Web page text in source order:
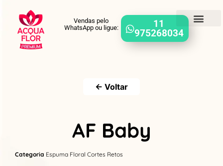
Vendas pelo
WhatsApp ou ligue:
11
975268034
← Voltar
AF Baby
Categoria Espuma Floral Cortes Retos